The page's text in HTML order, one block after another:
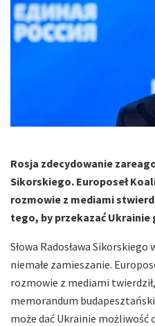
Rosja zdecydowanie
Sikorskiego. Europoseł
rozmowie z mediami
tego, by przekazać Ukrainie
Słowa Radosława Sikorskiego
niemałe zamieszanie.
rozmowie z mediami twierdził,
memorandum
może dać Ukrainie możliwość